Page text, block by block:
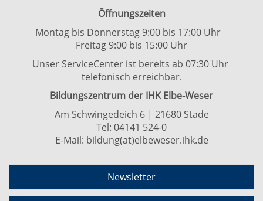
Öffnungszeiten
Montag bis Donnerstag 9:00 bis 17:00 Uhr
Freitag 9:00 bis 15:00 Uhr
Unser ServiceCenter ist bereits ab 07:30 Uhr
telefonisch erreichbar.
Bildungszentrum der IHK Elbe-Weser
Am Schwingedeich 6 | 21680 Stade
Tel: 04141 524-0
E-Mail: bildung(at)elbeweser.ihk.de
Newsletter